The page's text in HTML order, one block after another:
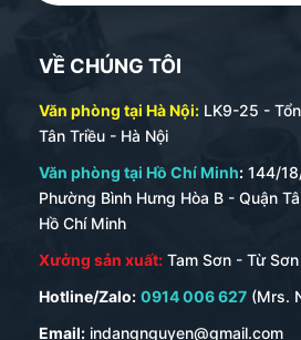
sổ lò xo
Bảng Tóm Tắt Các Loại Sổ Lò Xo
Loại
Loại Lò
Ưu Điểm Nổi
VỀ CHÚNG TÔI
Văn phòng tại Hà Nội: LK9-25 -
Tân Triều - Hà Nội
Văn phòng tại Hồ Chí Minh: 144/
Phường Bình Hưng Hòa B - Quận
Hồ Chí Minh
Xưởng sản xuất: Tam Sơn - Từ
Hotline/Zalo: 0914 006 627 (Mrs.
Email: indangnguyen@gmail.com